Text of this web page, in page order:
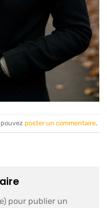
poster un commentaire.
pour publier un